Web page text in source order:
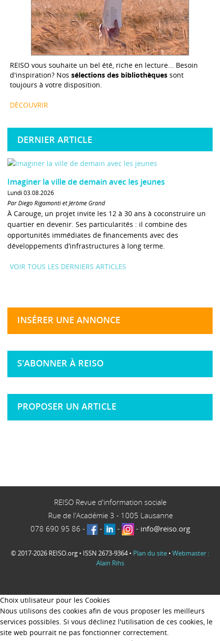
REISO vous souhaite un bel été, riche en lecture... Besoin
d'inspiration? Nos sélections des bibliothèques sont
toujours à votre disposition.
DÉCOUVRIR
DERNIER ARTICLE
Imaginer la ville de demain avec les jeunes
Lundi 03.08.2026
Par Diego Rigamonti et Jérôme Grand
À Carouge, un projet invite les 12 à 30 ans à coconstruire un
quartier en devenir. Ses particularités : il combine des
opportunités immédiates de financements avec des
développements d’infrastructures à long terme.
VOIR TOUS LES DERNIERS ARTICLES
INSÉRER UNE ANNONCE
S'ABONNER À REISO
PROPOSER UN ARTICLE
REISO Revue d'information sociale
Rue de l'Académie 3 - 1005 Lausanne
078 690 95 86 - - - - info@reiso.org
© 2017-2026 REISO.org • ISSN 2673-9364 • Plan du site • Webmaster :
Alain Rihs
Choix utilisateur pour les Cookies
Nous utilisons des cookies afin de vous proposer les meilleurs
services possibles. Si vous déclinez l'utilisation de ces cookies, le
site web pourrait ne pas fonctionner correctement.